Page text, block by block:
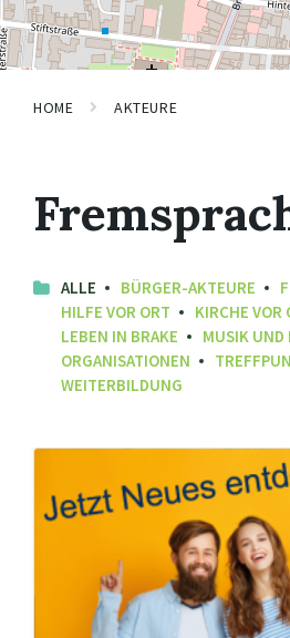
HOME AKTEURE
ALLE BÜRGER-AKTEURE
HILFE VOR ORT
KIRCHE VOR
LEBEN IN BRAKE
MUSIK UND
ORGANISATIONEN
WEITERBILDUNG